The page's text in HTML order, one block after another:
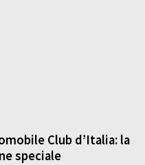
Club d’Italia: la
speciale